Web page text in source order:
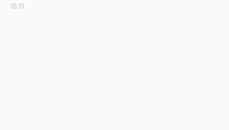
15:11